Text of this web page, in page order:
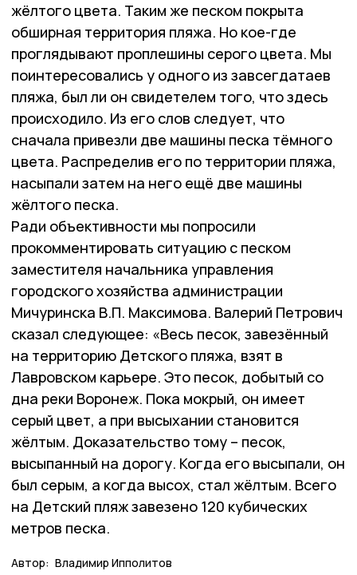
жёлтого цвета. Таким же песком покрыта
обширная территория пляжа. Но кое-где
проглядывают проплешины серого цвета. Мы
поинтересовались у одного из завсегдатаев
пляжа, был ли он свидетелем того, что здесь
происходило. Из его слов следует, что
сначала привезли две машины песка тёмного
цвета. Распределив его по территории пляжа,
насыпали затем на него ещё две машины
жёлтого песка.
Ради объективности мы попросили
прокомментировать ситуацию с песком
заместителя начальника управления
городского хозяйства администрации
Мичуринска В.П. Максимова. Валерий Петрович
сказал следующее: «Весь песок, завезённый
на территорию Детского пляжа, взят в
Лавровском карьере. Это песок, добытый со
дна реки Воронеж. Пока мокрый, он имеет
серый цвет, а при высыхании становится
жёлтым. Доказательство тому – песок,
высыпанный на дорогу. Когда его высыпали, он
был серым, а когда высох, стал жёлтым. Всего
на Детский пляж завезено 120 кубических
метров песка.
Автор: Владимир Ипполитов